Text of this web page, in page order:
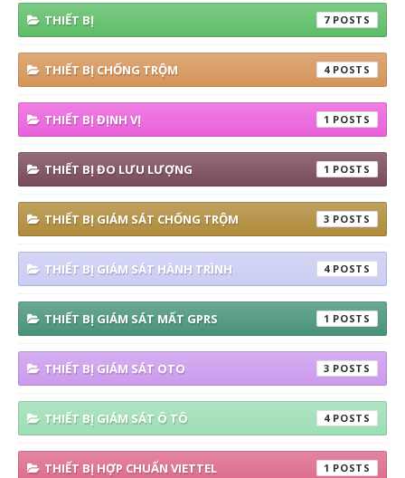
THIẾT BỊ 7
THIẾT BỊ CHỐNG TRỘM 4
THIẾT BỊ ĐỊNH VỊ 1
THIẾT BỊ ĐO LƯU LƯỢNG 1
THIẾT BỊ GIÁM SÁT CHỐNG TRỘM 3
THIẾT BỊ GIÁM SÁT HÀNH TRÌNH 4
THIẾT BỊ GIÁM SÁT MẤT GPRS 1
THIẾT BỊ GIÁM SÁT OTO 3
THIẾT BỊ GIÁM SÁT Ô TÔ 4
THIẾT BỊ HỢP CHUẨN VIETTEL 1